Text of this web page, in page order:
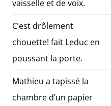
vaisselle et de voix.
C’est drôlement
chouette! fait Leduc en
poussant la porte.
Mathieu a tapissé la
chambre d’un papier